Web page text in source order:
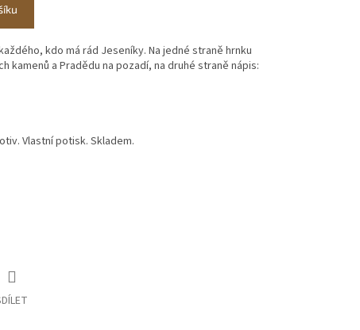
kdo má rád Jeseníky. Na jedné straně hrnku
kamenů a Pradědu na pozadí, na druhé straně nápis:
Vlastní potisk. Skladem.